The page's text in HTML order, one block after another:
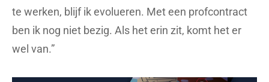
te werken, blijf ik evolueren. Met een profcontract
ben ik nog niet bezig. Als het erin zit, komt het er
wel van.”